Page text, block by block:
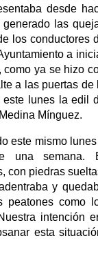
desde
las
los conductores
a
como ya se hizo
a las puertas de
este lunes la edil
Mínguez.
este mismo
una semana.
con piedras
y
peatones como
intención
esta